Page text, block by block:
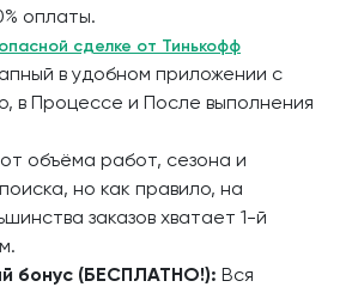
оплаты.
сделке от Тинькофф
в удобном приложении с
в Процессе и После выполнения
объёма работ, сезона и
но как правило, на
заказов хватает 1-й
бонус (БЕСПЛАТНО!): Вся